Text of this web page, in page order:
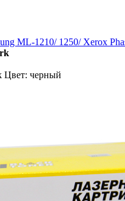
ML-1210/ 1250/ Xerox
Цвет: черный